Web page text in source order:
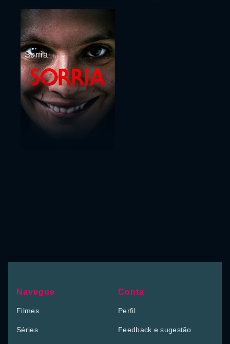
Sorria
Navegue
Filmes
Séries
Conta
Perfil
Feedback e sugestão